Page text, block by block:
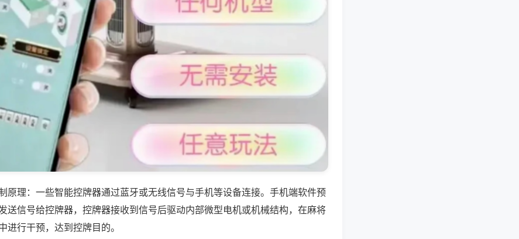
原理：一些智能控牌器通过蓝牙或无线信号与手机等设备连接。手机端软件预
送信号给控牌器，控牌器接收到信号后驱动内部微型电机或机械结构，在麻将
进行干预，达到控牌目的。